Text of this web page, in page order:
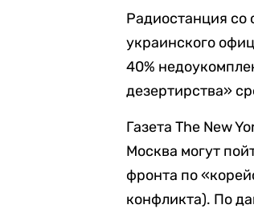
Радиостанция со
украинского
40%
дезертирства»
Газета The New
Москва могут
фронта по
конфликта). По